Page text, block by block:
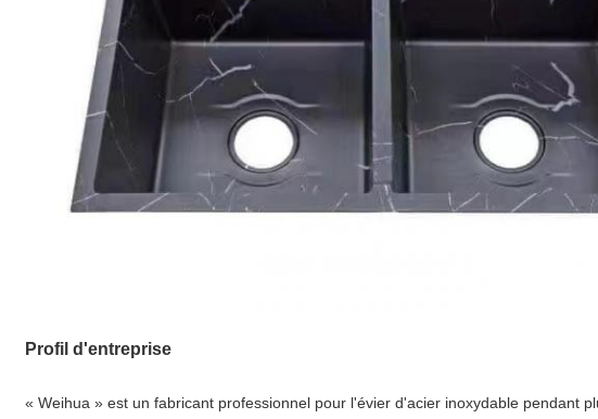
Profil d'entreprise
« Weihua » est un fabricant professionnel pour l'évier d'acier inoxydable pendant